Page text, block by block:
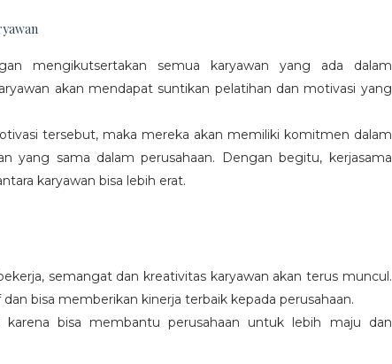
mengikutsertakan semua karyawan yang ada dalam
akan mendapat suntikan pelatihan dan motivasi yang
tersebut, maka mereka akan memiliki komitmen dalam
yang sama dalam perusahaan. Dengan begitu, kerjasama
karyawan bisa lebih erat.
semangat dan kreativitas karyawan akan terus muncul.
bisa memberikan kinerja terbaik kepada perusahaan.
bisa membantu perusahaan untuk lebih maju dan